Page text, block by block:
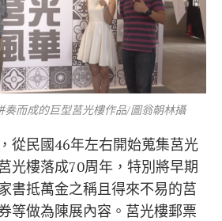
奏而成的巨型莒光樓作品/圖翁朝林攝
從民國46年左右開始蒐集莒光
光樓落成70周年，特別將早期
書抵萬金之稱且得來不易的莒
等做為陳展內容。莒光樓郵票